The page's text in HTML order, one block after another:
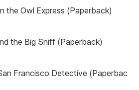
the Owl Express (Paperback)
the Big Sniff (Paperback)
Francisco Detective (Paperbac